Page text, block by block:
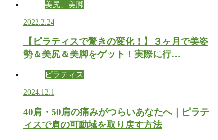
美尻、美脚
2022.2.24
【ピラティスで驚きの変化！】３ヶ月で美姿
勢＆美尻＆美脚をゲット！実際に行…
ピラティス
2024.12.1
40肩・50肩の痛みがつらいあなたへ｜ピラテ
ィスで肩の可動域を取り戻す方法